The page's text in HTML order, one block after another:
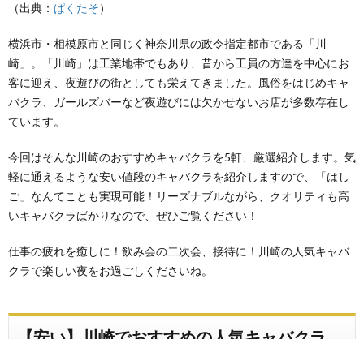
（出典： ぱくたそ）
横浜市・相模原市と同じく神奈川県の政令指定都市である「川
崎」。「川崎」は工業地帯でもあり、昔から工員の方達を中心にお
客に迎え、夜遊びの街としても栄えてきました。風俗をはじめキャ
バクラ、ガールズバーなど夜遊びには欠かせないお店が多数存在し
ています。
今回はそんな川崎のおすすめキャバクラを5軒、厳選紹介します。気
軽に通えるような安い値段のキャバクラを紹介しますので、「はし
ご」なんてことも実現可能！リーズナブルながら、クオリティも高
いキャバクラばかりなので、ぜひご覧ください！
仕事の疲れを癒しに！飲み会の二次会、接待に！川崎の人気キャバ
クラで楽しい夜をお過ごしくださいね。